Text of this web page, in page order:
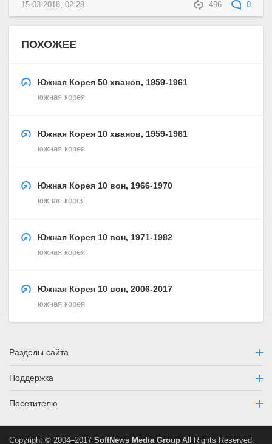
496 0
15-03-2018, 02:28
ПОХОЖЕЕ
Южная Корея 50 хванов, 1959-1961
южная корея
Южная Корея 10 хванов, 1959-1961
южная корея
Южная Корея 10 вон, 1966-1970
южная корея
Южная Корея 10 вон, 1971-1982
южная корея
Южная Корея 10 вон, 2006-2017
южная корея
Разделы сайта
Поддержка
Посетителю
Copyright © 2004–2017 SoftNews Media Group All Rights Reserved.